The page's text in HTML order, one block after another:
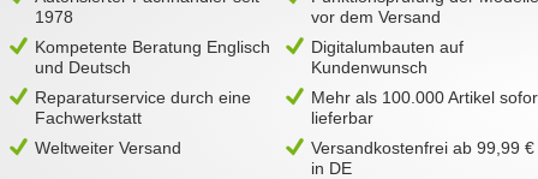
1978
vor dem Versand
Kompetente Beratung Englisch
und Deutsch
Digitalumbauten auf
Kundenwunsch
Reparaturservice durch eine
Fachwerkstatt
Mehr als 100.000 Artikel
lieferbar
Weltweiter Versand
Versandkostenfrei ab 99,99 €
in DE